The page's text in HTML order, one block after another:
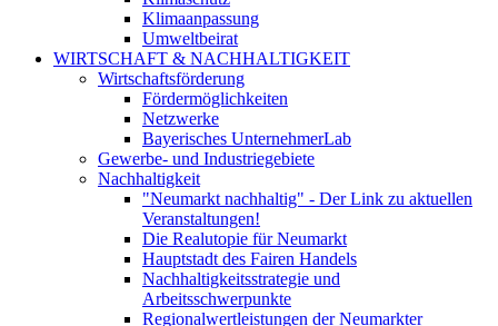
Klimaanpassung
Umweltbeirat
WIRTSCHAFT & NACHHALTIGKEIT
Wirtschaftsförderung
Fördermöglichkeiten
Netzwerke
Bayerisches UnternehmerLab
Gewerbe- und Industriegebiete
Nachhaltigkeit
"Neumarkt nachhaltig" - Der Link zu aktuellen
Veranstaltungen!
Die Realutopie für Neumarkt
Hauptstadt des Fairen Handels
Nachhaltigkeitsstrategie und
Arbeitsschwerpunkte
Regionalwertleistungen der Neumarkter